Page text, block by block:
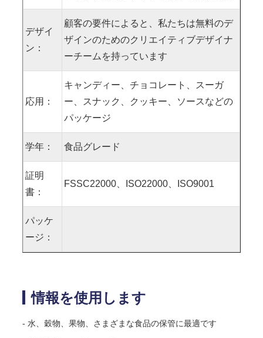
デザイ
ン：
顧客の要件によると、私たちは無料のデ
ザインのためのクリエイティブデザイナ
ーチームを持っています
応用：
キャンディー、チョコレート、スーガ
ー、スナック、クッキー、ソースなどの
パッケージ
学年： 食品グレード
証明
書：
FSSC22000、ISO22000、ISO9001
パッケ
ージ：
情報を使用します
- 水、穀物、果物、さまざまな食品の保管に最適です